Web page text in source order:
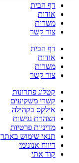
דף הבית
אודות
משרות
צור קשר
דף הבית
אודות
משרות
צור קשר
קטלוג פתרונות
קשרי משקיעים
אילקס בקהילה
הצהרת נגישות
מדיניות פרטיות
תנאי שימוש באתר
דיווח אנונימי
קוד אתי